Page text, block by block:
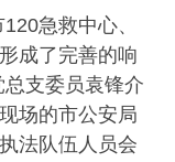
急救中心、
成了完善的响
支委员袁锋介
场的市公安局
法队伍人员会